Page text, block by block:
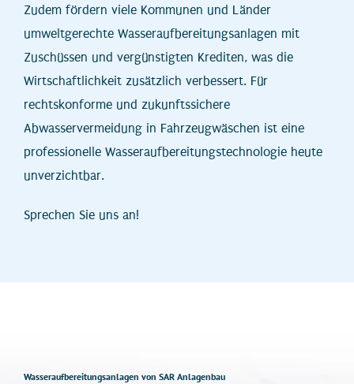
Zudem fördern viele Kommunen und Länder
umweltgerechte Wasseraufbereitungsanlagen mit
Zuschüssen und vergünstigten Krediten, was die
Wirtschaftlichkeit zusätzlich verbessert. Für
rechtskonforme und zukunftssichere
Abwasservermeidung in Fahrzeugwäschen ist eine
professionelle Wasseraufbereitungstechnologie heute
unverzichtbar.
Sprechen Sie uns an!
Wasseraufbereitungsanlagen von SAR Anlagenbau